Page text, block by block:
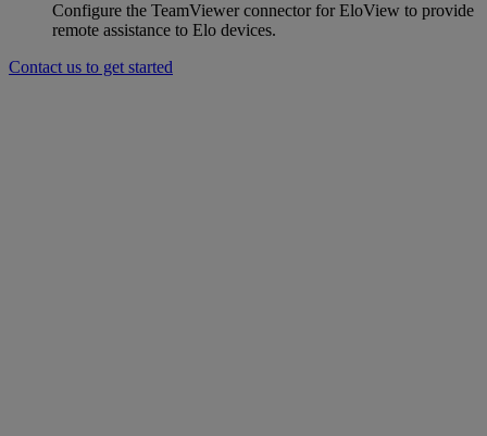
Configure the TeamViewer connector for EloView to provide
remote assistance to Elo devices.
Contact us to get started